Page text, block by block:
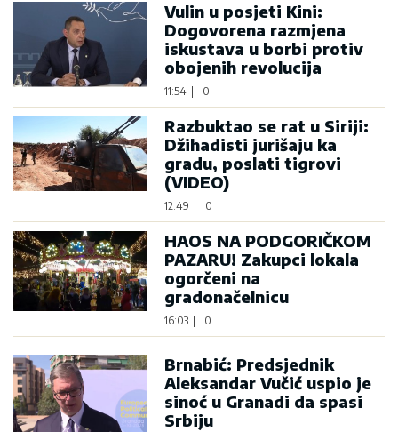
Vulin u posjeti Kini:
Dogovorena razmjena
iskustava u borbi protiv
obojenih revolucija
11:54 0
Razbuktao se rat u Siriji:
Džihadisti jurišaju ka
gradu, poslati tigrovi
(VIDEO)
12:49 0
HAOS NA PODGORIČKOM
PAZARU! Zakupci lokala
ogorčeni na
gradonačelnicu
16:03 0
Brnabić: Predsjednik
Aleksandar Vučić uspio je
sinoć u Granadi da spasi
Srbiju